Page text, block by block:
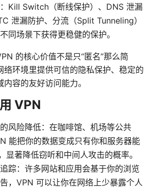
Kill Switch（断线保护）、DNS 泄漏
泄漏防护、分流（Split Tunneling）
同场景下获得更稳健的保护。
的核心价值不是只“匿名”那么简
络环境里提供可信的隐私保护、稳定的
容的友好访问能力。
VPN
风险降低：在咖啡馆、机场等公共
能把你的数据变成只有你和服务器能
显著降低窃听和中间人攻击的概率。
踪：许多网站和应用会基于你的浏览
，VPN 可以让你在网络上少暴露个人